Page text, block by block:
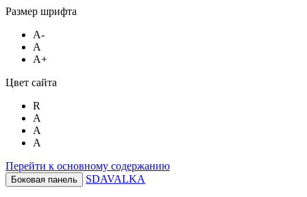
Размер шрифта
A-
A
A+
Цвет сайта
R
A
A
A
Перейти к основному содержанию
Боковая панель SDAVALKA